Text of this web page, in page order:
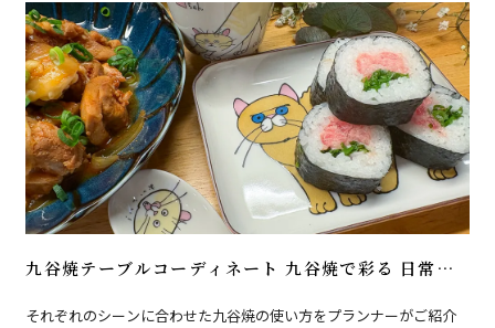
九谷焼テーブルコーディネート 九谷焼で彩る 日常の
それぞれのシーンに合わせた九谷焼の使い方をプランナーがご紹介